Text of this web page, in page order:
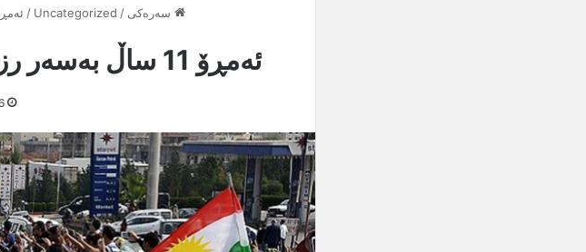
سەرەکی /
Uncategorized
/ ئەمڕۆ 11 ساڵ بەسەر رزگارکردنی
ئەمڕۆ 11 ساڵ بەسەر رزگارکردنی کۆبانێ تێدەپەڕێت